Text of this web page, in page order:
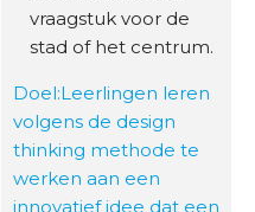
vraagstuk voor de
stad of het centrum.
Doel:Leerlingen leren
volgens de design
thinking methode te
werken aan een
innovatief idee dat een